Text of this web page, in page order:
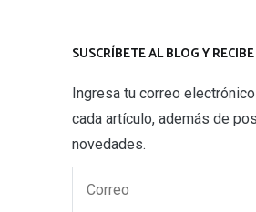
SUSCRÍBETE AL BLOG Y
Ingresa tu correo
cada artículo, además de
novedades.